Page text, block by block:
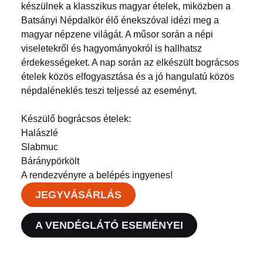
készülnek a klasszikus magyar ételek, miközben a
Batsányi Népdalkör élő énekszóval idézi meg a
magyar népzene világát. A műsor során a népi
viseletekről és hagyományokról is hallhatsz
érdekességeket. A nap során az elkészült bográcsos
ételek közös elfogyasztása és a jó hangulatú közös
népdaléneklés teszi teljessé az eseményt.
Készülő bográcsos ételek:
Halászlé
Slabmuc
Báránypörkölt
A rendezvényre a belépés ingyenes!
JEGYVÁSÁRLÁS
A VENDÉGLÁTÓ ESEMÉNYEI